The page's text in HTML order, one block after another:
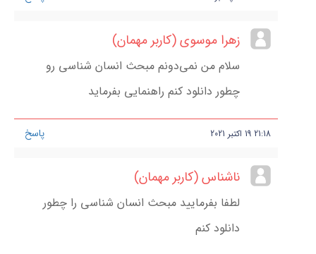
زهرا موسوی (کاربر مهمان)
سلام من نمی‌دونم مبحث انسان شناسی رو
چطور دانلود کنم راهنمایی بفرماید
پاسخ 21:18
19 اکتبر 2021
ناشناس (کاربر مهمان)
لطفا بفرمایید مبحث انسان شناسی را چطور
دانلود کنم